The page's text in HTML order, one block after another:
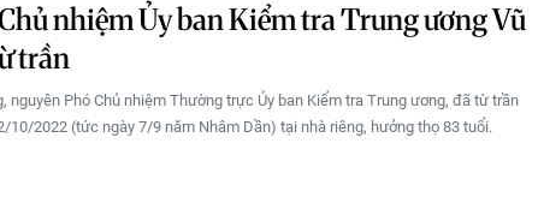
nhiệm Ủy ban Kiểm tra Trung ương Vũ
trần
nguyên Phó Chủ nhiệm Thường trực Ủy ban Kiểm tra Trung ương, đã từ trần
10/2022 (tức ngày 7/9 năm Nhâm Dần) tại nhà riêng, hưởng thọ 83 tuổi.